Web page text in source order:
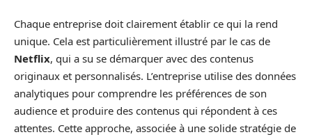
Chaque entreprise doit clairement établir ce qui la rend
unique. Cela est particulièrement illustré par le cas de
Netflix, qui a su se démarquer avec des contenus
originaux et personnalisés. L’entreprise utilise des données
analytiques pour comprendre les préférences de son
audience et produire des contenus qui répondent à ces
attentes. Cette approche, associée à une solide stratégie de